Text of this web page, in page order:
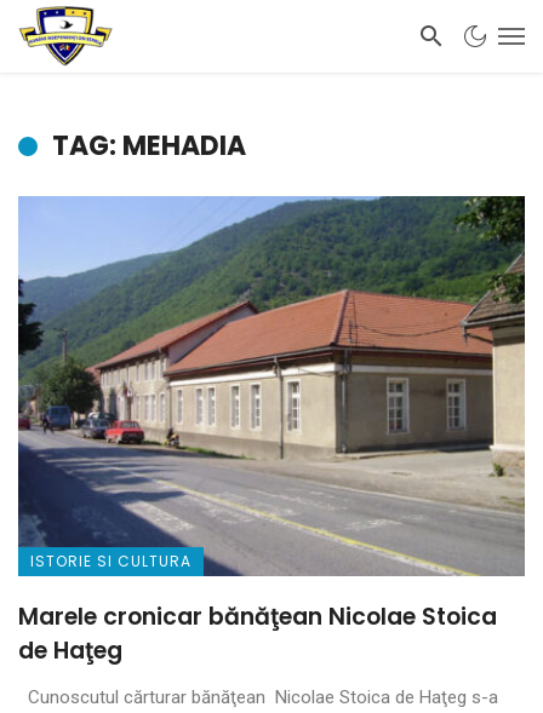
TAG: MEHADIA
ISTORIE SI CULTURA
Marele cronicar bănăţean Nicolae Stoica
de Haţeg
Cunoscutul cărturar bănăţean Nicolae Stoica de Haţeg s-a